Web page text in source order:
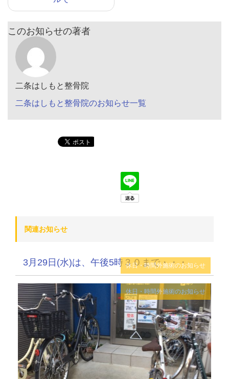
このお知らせの著者
二条はしもと整骨院
二条はしもと整骨院のお知らせ一覧
関連お知らせ
休日・時間外施術のお知らせ
3月29日(水)は、午後5時３０まで・・・
休日・時間外施術のお知らせ